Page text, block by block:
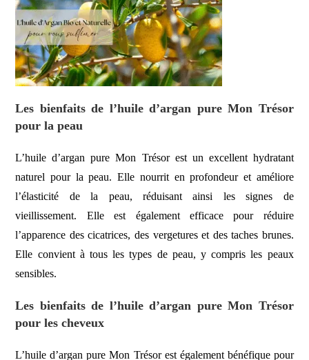
Les bienfaits de l’huile d’argan pure Mon Trésor
pour la peau
L’huile d’argan pure Mon Trésor est un excellent hydratant
naturel pour la peau. Elle nourrit en profondeur et améliore
l’élasticité de la peau, réduisant ainsi les signes de
vieillissement. Elle est également efficace pour réduire
l’apparence des cicatrices, des vergetures et des taches brunes.
Elle convient à tous les types de peau, y compris les peaux
sensibles.
Les bienfaits de l’huile d’argan pure Mon Trésor
pour les cheveux
L’huile d’argan pure Mon Trésor est également bénéfique pour